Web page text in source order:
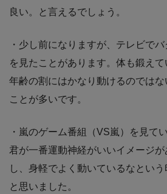
良い。と言えるでしょう。
・少し前になりますが、テレビで
を見たことがあります。体も鍛えて
年齢の割にはかなり動けるのでは
ことが多いです。
・嵐のゲーム番組（VS嵐）を見て
君が一番運動神経がいいイメージ
し、身軽でよく動いているなとい
と思いました。